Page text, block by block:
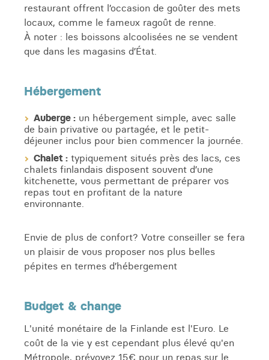
restaurant offrent l’occasion de goûter des mets
locaux, comme le fameux ragoût de renne.
À noter : les boissons alcoolisées ne se vendent
que dans les magasins d’État.
Hébergement
Auberge : un hébergement simple, avec salle
de bain privative ou partagée, et le petit-
déjeuner inclus pour bien commencer la journée.
Chalet : typiquement situés près des lacs, ces
chalets finlandais disposent souvent d’une
kitchenette, vous permettant de préparer vos
repas tout en profitant de la nature
environnante.
Envie de plus de confort? Votre conseiller se fera
un plaisir de vous proposer nos plus belles
pépites en termes d’hébergement
Budget & change
L'unité monétaire de la Finlande est l'Euro. Le
coût de la vie y est cependant plus élevé qu'en
Métropole, prévoyez 15€ pour un repas sur le